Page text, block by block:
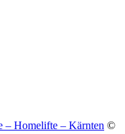
– Homelifte – Kärnten ©